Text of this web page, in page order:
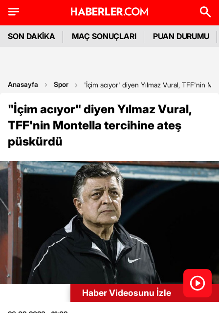
SON DAKİKA MAÇ SONUÇLARI PUAN DURUMU
Anasayfa Spor 'İçim acıyor' diyen Yılmaz Vural, TFF'nin
"İçim acıyor" diyen Yılmaz Vural,
TFF'nin Montella tercihine ateş
püskürdü
Haber Videosunu İzle